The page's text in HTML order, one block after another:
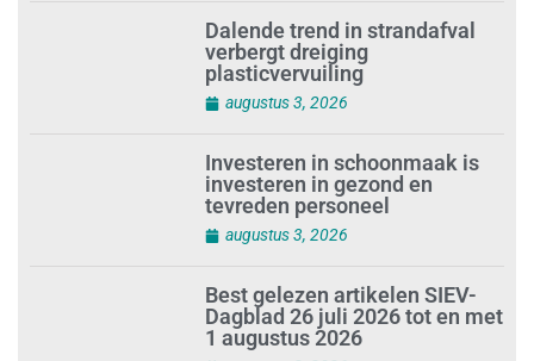
Dalende trend in strandafval
verbergt dreiging
plasticvervuiling
augustus 3, 2026
Investeren in schoonmaak is
investeren in gezond en
tevreden personeel
augustus 3, 2026
Best gelezen artikelen SIEV-
Dagblad 26 juli 2026 tot en met
1 augustus 2026